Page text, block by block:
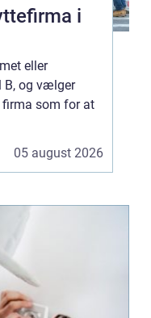
i
eller
B, og vælger
som for at
05 august 2026